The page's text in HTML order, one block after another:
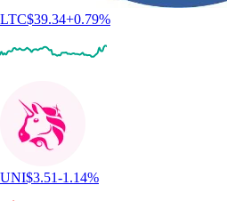
LTC$39.34+0.79%
UNI$3.51-1.14%